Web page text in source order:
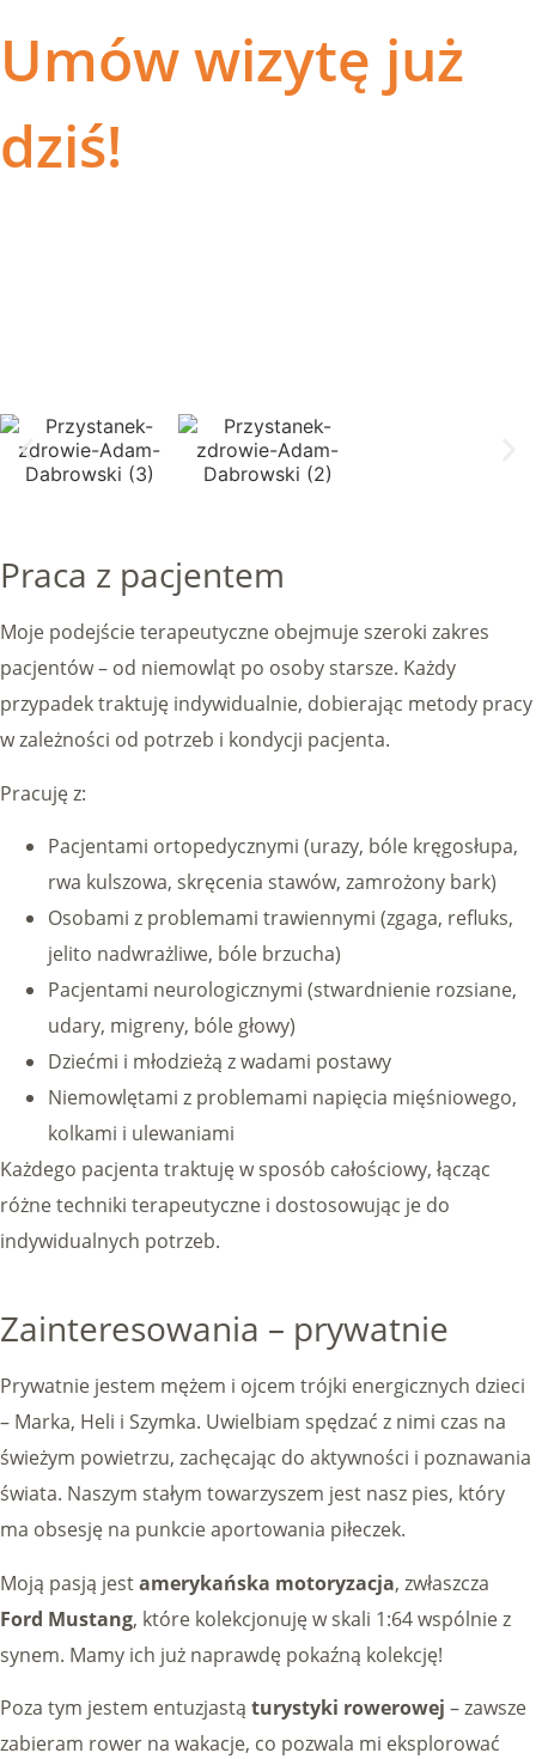
Umów wizytę już
dziś!
Praca z pacjentem
Moje podejście terapeutyczne obejmuje szeroki zakres
pacjentów – od niemowląt po osoby starsze. Każdy
przypadek traktuję indywidualnie, dobierając metody pracy
w zależności od potrzeb i kondycji pacjenta.
Pracuję z:
Pacjentami ortopedycznymi (urazy, bóle kręgosłupa,
rwa kulszowa, skręcenia stawów, zamrożony bark)
Osobami z problemami trawiennymi (zgaga, refluks,
jelito nadwrażliwe, bóle brzucha)
Pacjentami neurologicznymi (stwardnienie rozsiane,
udary, migreny, bóle głowy)
Dziećmi i młodzieżą z wadami postawy
Niemowlętami z problemami napięcia mięśniowego,
kolkami i ulewaniami
Każdego pacjenta traktuję w sposób całościowy, łącząc
różne techniki terapeutyczne i dostosowując je do
indywidualnych potrzeb.
Zainteresowania – prywatnie
Prywatnie jestem mężem i ojcem trójki energicznych dzieci
– Marka, Heli i Szymka. Uwielbiam spędzać z nimi czas na
świeżym powietrzu, zachęcając do aktywności i poznawania
świata. Naszym stałym towarzyszem jest nasz pies, który
ma obsesję na punkcie aportowania piłeczek.
Moją pasją jestamerykańska motoryzacja, zwłaszcza
Ford Mustang, które kolekcjonuję w skali 1:64 wspólnie z
synem. Mamy ich już naprawdę pokaźną kolekcję!
Poza tym jestem entuzjastą turystyki rowerowej – zawsze
zabieram rower na wakacje, co pozwala mi eksplorować